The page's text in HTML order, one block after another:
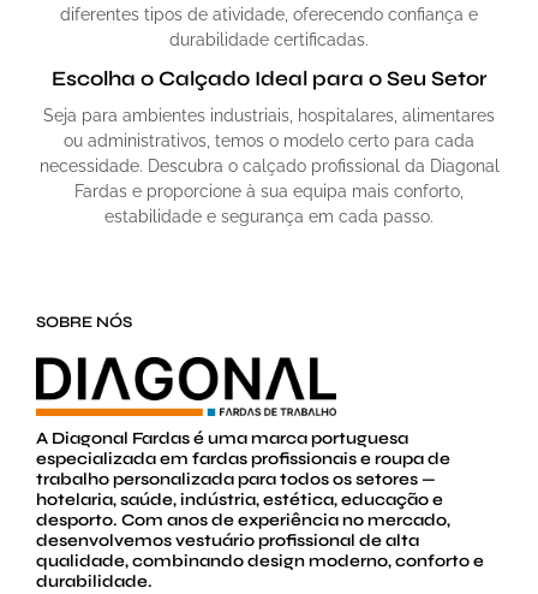
diferentes tipos de atividade, oferecendo confiança e
durabilidade certificadas.
Escolha o Calçado Ideal para o Seu Setor
Seja para ambientes industriais, hospitalares, alimentares
ou administrativos, temos o modelo certo para cada
necessidade. Descubra o calçado profissional da Diagonal
Fardas e proporcione à sua equipa mais conforto,
estabilidade e segurança em cada passo.
SOBRE NÓS
A Diagonal Fardas é uma marca portuguesa
especializada em fardas profissionais e roupa de
trabalho personalizada para todos os setores —
hotelaria, saúde, indústria, estética, educação e
desporto. Com anos de experiência no mercado,
desenvolvemos vestuário profissional de alta
qualidade, combinando design moderno, conforto e
durabilidade.